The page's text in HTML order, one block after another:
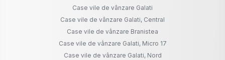
Case vile de vânzare Galati
Case vile de vânzare Galati, Central
Case vile de vânzare Branistea
Case vile de vânzare Galati, Micro 17
Case vile de vânzare Galati, Nord